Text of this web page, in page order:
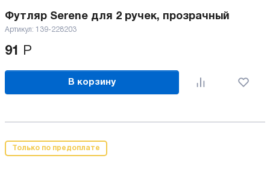
Футляр Serene для 2 ручек, прозрачный
Артикул: 139-228203
91 Р
В корзину
Только по предоплате